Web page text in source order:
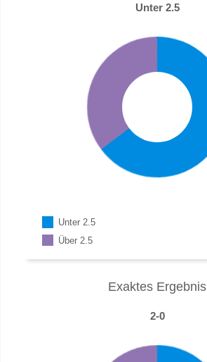
Unter 2.5
Unter 2.5
Über 2.5
Exaktes Ergebnis
2-0